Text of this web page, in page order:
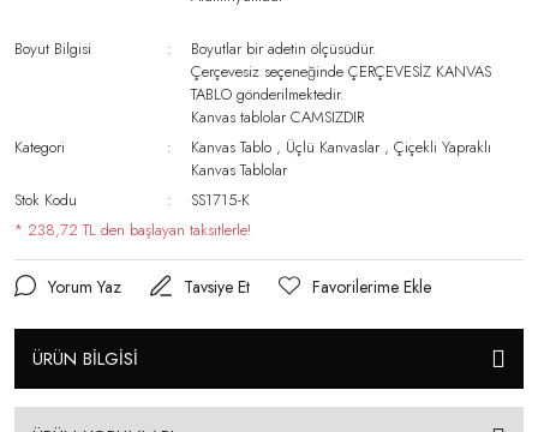
Boyut Bilgisi
Boyutlar bir adetin ölçüsüdür.
Çerçevesiz seçeneğinde ÇERÇEVESİZ KANVAS
TABLO gönderilmektedir.
Kanvas tablolar CAMSIZDIR
Kategori
Kanvas Tablo , Üçlü Kanvaslar ,Çiçekli Yapraklı
Kanvas Tablolar
Stok Kodu
SS1715-K
* 238,72 TL den başlayan taksitlerle!
Yorum Yaz Tavsiye Et
ÜRÜN BİLGİSİ